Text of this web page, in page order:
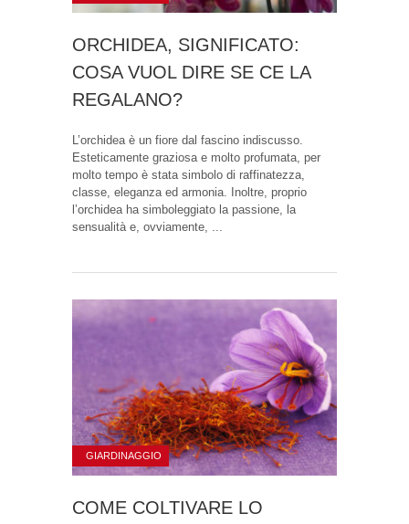
ORCHIDEA, SIGNIFICATO:
COSA VUOL DIRE SE CE LA
REGALANO?
L’orchidea è un fiore dal fascino indiscusso.
Esteticamente graziosa e molto profumata, per
molto tempo è stata simbolo di raffinatezza,
classe, eleganza ed armonia. Inoltre, proprio
l’orchidea ha simboleggiato la passione, la
sensualità e, ovviamente, ...
GIARDINAGGIO
COME COLTIVARE LO